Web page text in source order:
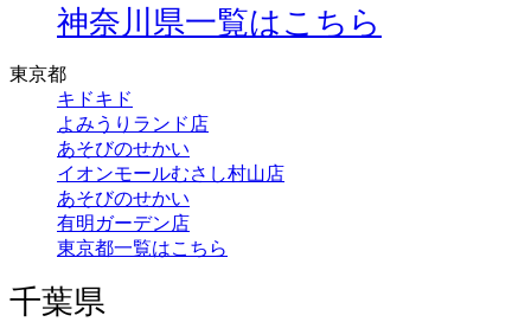
神奈川県一覧はこちら
東京都
キドキド
よみうりランド店
あそびのせかい
イオンモールむさし村山店
あそびのせかい
有明ガーデン店
東京都一覧はこちら
千葉県